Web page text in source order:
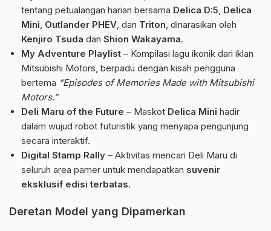
tentang petualangan harian bersama Delica D:5, Delica
Mini, Outlander PHEV, dan Triton, dinarasikan oleh
Kenjiro Tsuda dan Shion Wakayama.
My Adventure Playlist – Kompilasi lagu ikonik dari iklan
Mitsubishi Motors, berpadu dengan kisah pengguna
bertema “Episodes of Memories Made with Mitsubishi
Motors.”
Deli Maru of the Future – Maskot Delica Mini hadir
dalam wujud robot futuristik yang menyapa pengunjung
secara interaktif.
Digital Stamp Rally – Aktivitas mencari Deli Maru di
seluruh area pamer untuk mendapatkan suvenir
eksklusif edisi terbatas.
Deretan Model yang Dipamerkan